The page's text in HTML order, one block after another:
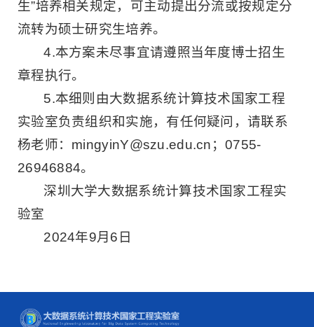
生”培养相关规定，可主动提出分流或按规定分
流转为硕士研究生培养。
4.本方案未尽事宜请遵照当年度博士招生
章程执行。
5.本细则由大数据系统计算技术国家工程
实验室负责组织和实施，有任何疑问，请联系
杨老师：mingyinY@szu.edu.cn；0755-
26946884。
深圳大学大数据系统计算技术国家工程实
验室
2024年9月6日